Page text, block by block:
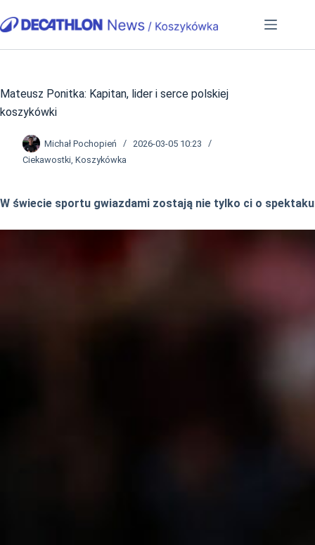
do
Mateusz Ponitka: Kapitan, lider i serce polskiej
koszykówki
Michał Pochopień
2026-03-05 10:23
Ciekawostki, Koszykówka
W świecie sportu gwiazdami zostają nie tylko ci o